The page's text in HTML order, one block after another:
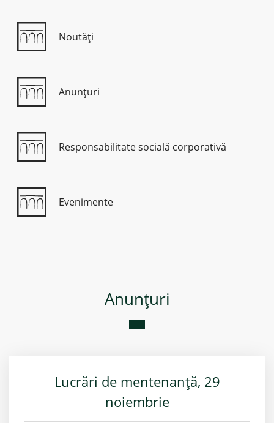
Noutăți
Anunțuri
Responsabilitate socială corporativă
Evenimente
Anunţuri
Lucrări de mentenanță, 29
noiembrie